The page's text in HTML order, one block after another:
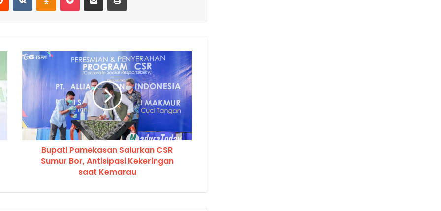
Bupati Pamekasan Salurkan CSR
Sumur Bor, Antisipasi Kekeringan
saat Kemarau